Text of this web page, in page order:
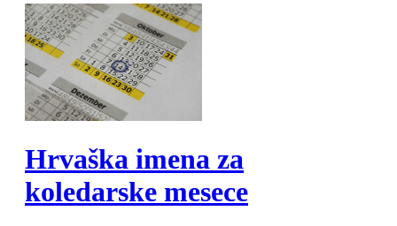
Hrvaška imena za
koledarske mesece